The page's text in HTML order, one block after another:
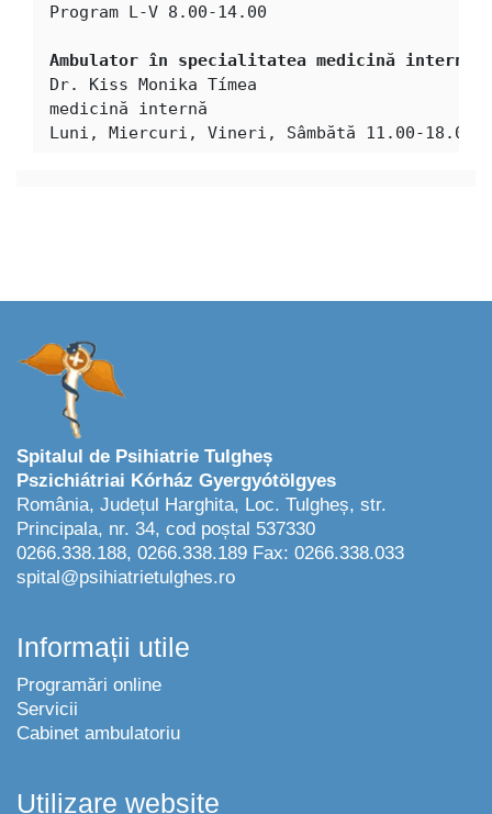
Program L-V 8.00-14.00
Ambulator în specialitatea medicină internă
Dr. Kiss Monika Tímea
medicină internă
Luni, Miercuri, Vineri, Sâmbătă 11.00-18.00
Spitalul de Psihiatrie Tulgheș
Pszichiátriai Kórház Gyergyótölgyes
România, Județul Harghita, Loc. Tulgheș, str.
Principala, nr. 34, cod poștal 537330
0266.338.188, 0266.338.189 Fax: 0266.338.033
spital@psihiatrietulghes.ro
Informații utile
Programări online
Servicii
Cabinet ambulatoriu
Utilizare website